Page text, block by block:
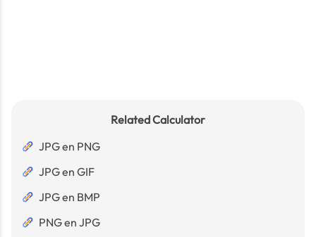
Related Calculator
JPG en PNG
JPG en GIF
JPG en BMP
PNG en JPG